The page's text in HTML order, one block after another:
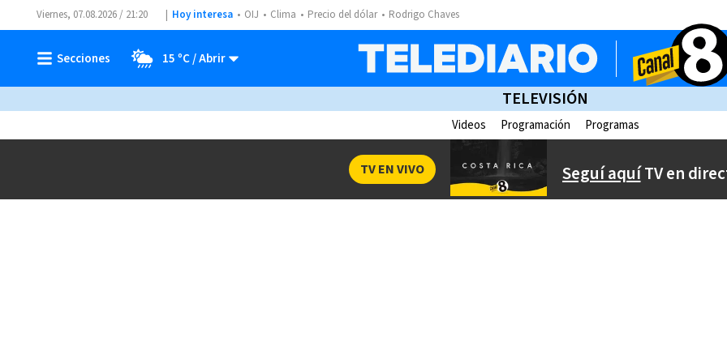
Viernes, 07.08.2026 / 21:20 Hoy interesa OIJ Clima Precio del dólar Rodrigo Chaves
15 ºC
TELEVISIÓN
Videos Programación Programas
Seguí aquíTV en
TV EN VIVO